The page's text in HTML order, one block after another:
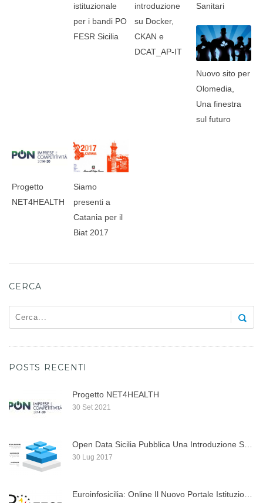
istituzionale
per i bandi PO
FESR Sicilia
introduzione
su Docker,
CKAN e
DCAT_AP-IT
Sanitari
Nuovo sito per
Olomedia,
Una finestra
sul futuro
Progetto
NET4HEALTH
Siamo
presenti a
Catania per il
Biat 2017
CERCA
POSTS RECENTI
Progetto NET4HEALTH
30 Set 2021
30 Lug 2017